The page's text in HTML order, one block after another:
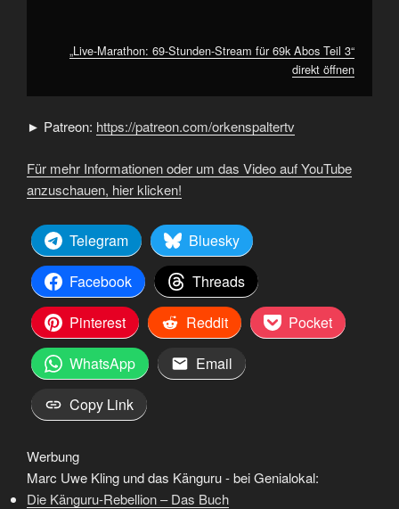
„Live-Marathon: 69-Stunden-Stream für 69k Abos Teil 3“
direkt öffnen
► Patreon: https://patreon.com/orkenspaltertv
Für mehr Informationen oder um das Video auf YouTube
anzuschauen, hier klicken!
Telegram
Bluesky
Facebook
Threads
Pinterest
Reddit
Pocket
WhatsApp
Email
Copy Link
Werbung
Marc Uwe Kling und das Känguru - bei Genialokal:
Die Känguru-Rebellion – Das Buch